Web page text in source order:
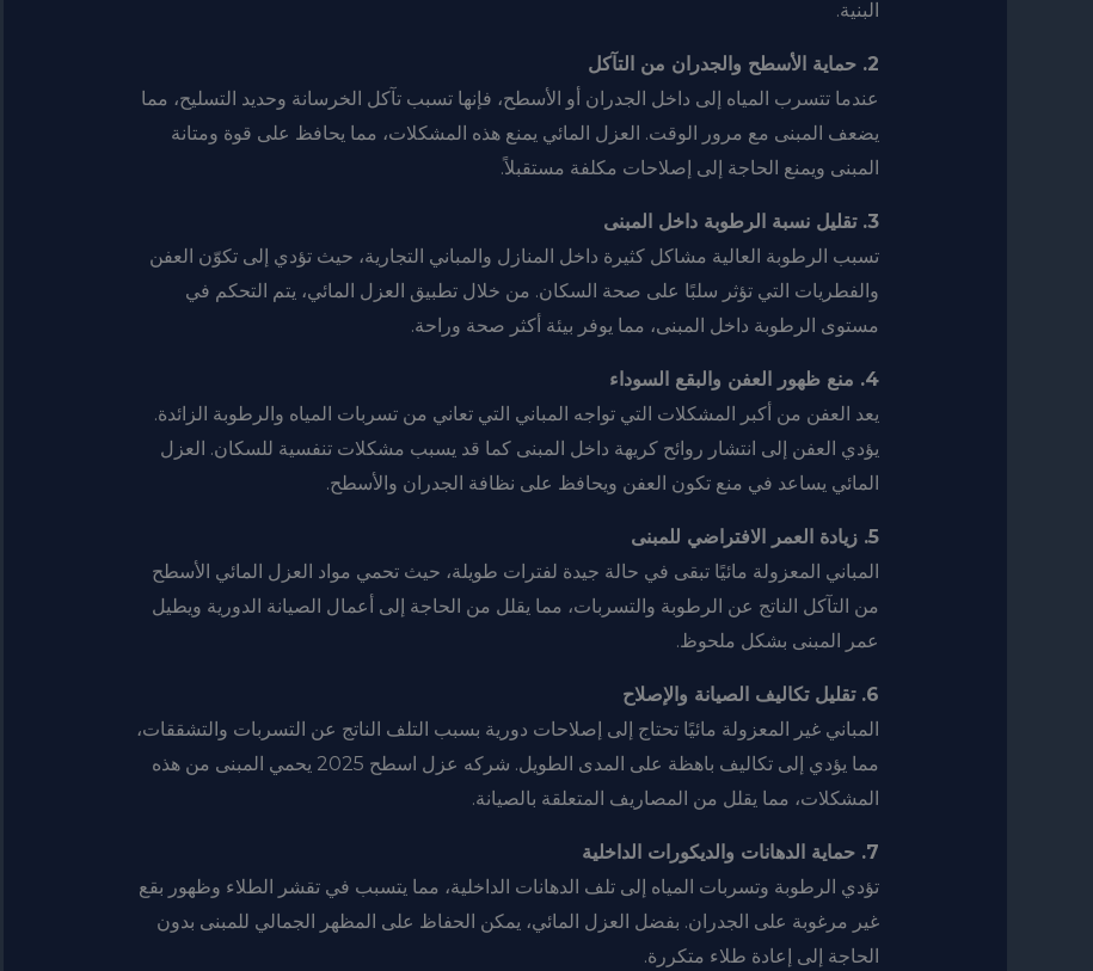
البنية.
2. حماية الأسطح والجدران من التآكل
عندما تتسرب المياه إلى داخل الجدران أو الأسطح، فإنها تسبب تآكل الخرسانة وحديد التسليح، مما
يضعف المبنى مع مرور الوقت. العزل المائي يمنع هذه المشكلات، مما يحافظ على قوة ومتانة
المبنى ويمنع الحاجة إلى إصلاحات مكلفة مستقبلاً.
3. تقليل نسبة الرطوبة داخل المبنى
تسبب الرطوبة العالية مشاكل كثيرة داخل المنازل والمباني التجارية، حيث تؤدي إلى تكوّن العفن
والفطريات التي تؤثر سلبًا على صحة السكان. من خلال تطبيق العزل المائي، يتم التحكم في
مستوى الرطوبة داخل المبنى، مما يوفر بيئة أكثر صحة وراحة.
4. منع ظهور العفن والبقع السوداء
يعد العفن من أكبر المشكلات التي تواجه المباني التي تعاني من تسربات المياه والرطوبة الزائدة.
يؤدي العفن إلى انتشار روائح كريهة داخل المبنى كما قد يسبب مشكلات تنفسية للسكان. العزل
المائي يساعد في منع تكون العفن ويحافظ على نظافة الجدران والأسطح.
5. زيادة العمر الافتراضي للمبنى
المباني المعزولة مائيًا تبقى في حالة جيدة لفترات طويلة، حيث تحمي مواد العزل المائي الأسطح
من التآكل الناتج عن الرطوبة والتسربات، مما يقلل من الحاجة إلى أعمال الصيانة الدورية ويطيل
عمر المبنى بشكل ملحوظ.
6. تقليل تكاليف الصيانة والإصلاح
المباني غير المعزولة مائيًا تحتاج إلى إصلاحات دورية بسبب التلف الناتج عن التسربات والتشققات،
مما يؤدي إلى تكاليف باهظة على المدى الطويل. شركه عزل اسطح 2025 يحمي المبنى من هذه
المشكلات، مما يقلل من المصاريف المتعلقة بالصيانة.
7. حماية الدهانات والديكورات الداخلية
تؤدي الرطوبة وتسربات المياه إلى تلف الدهانات الداخلية، مما يتسبب في تقشر الطلاء وظهور بقع
غير مرغوبة على الجدران. بفضل العزل المائي، يمكن الحفاظ على المظهر الجمالي للمبنى بدون
الحاجة إلى إعادة طلاء متكررة.